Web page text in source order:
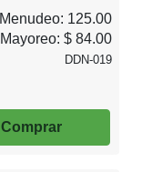
Menudeo: 125.00
Mayoreo: $ 84.00
DDN-019
Comprar